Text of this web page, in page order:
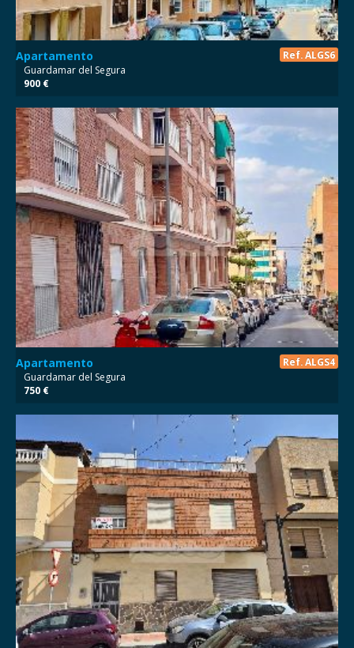
Apartamento Ref. ALGS6
Guardamar del Segura
900 €
Apartamento Ref. ALGS4
Guardamar del Segura
750 €